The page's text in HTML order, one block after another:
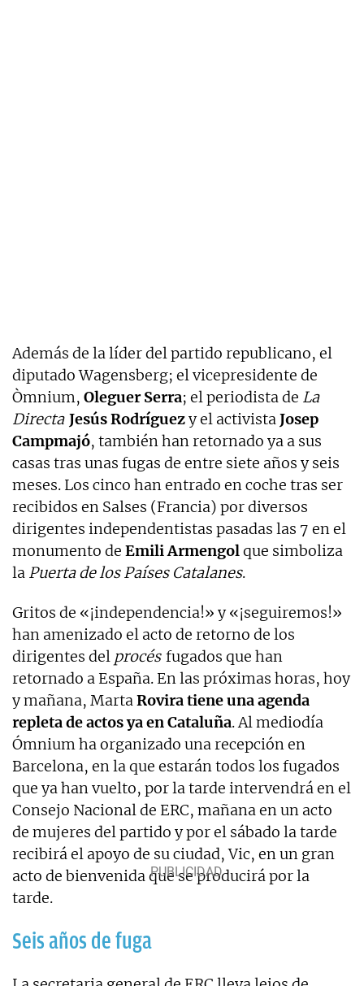
Además de la líder del partido republicano, el
diputado Wagensberg; el vicepresidente de
Òmnium, Oleguer Serra; el periodista de La
Directa Jesús Rodríguezy el activistaJosep
Campmajó, también han retornado ya a sus
casas tras unas fugas de entre siete años y seis
meses. Los cinco han entrado en coche tras ser
recibidos en Salses (Francia) por diversos
dirigentes independentistas pasadas las 7 en el
monumento de Emili Armengolque simboliza
la Puerta de los Países Catalanes.
Gritos de «¡independencia!» y «¡seguiremos!»
han amenizado el acto de retorno de los
dirigentes del procés fugados que han
retornado a España. En las próximas horas, hoy
y mañana, MartaRovira tiene una agenda
repleta de actos ya en Cataluña. Al mediodía
Ómnium ha organizado una recepción en
Barcelona, en la que estarán todos los fugados
que ya han vuelto, por la tarde intervendrá en el
Consejo Nacional de ERC, mañana en un acto
de mujeres del partido y por el sábado la tarde
recibirá el apoyo de su ciudad, Vic, en un gran
acto de bienvenida que se producirá por la
tarde.
Seis años de fuga